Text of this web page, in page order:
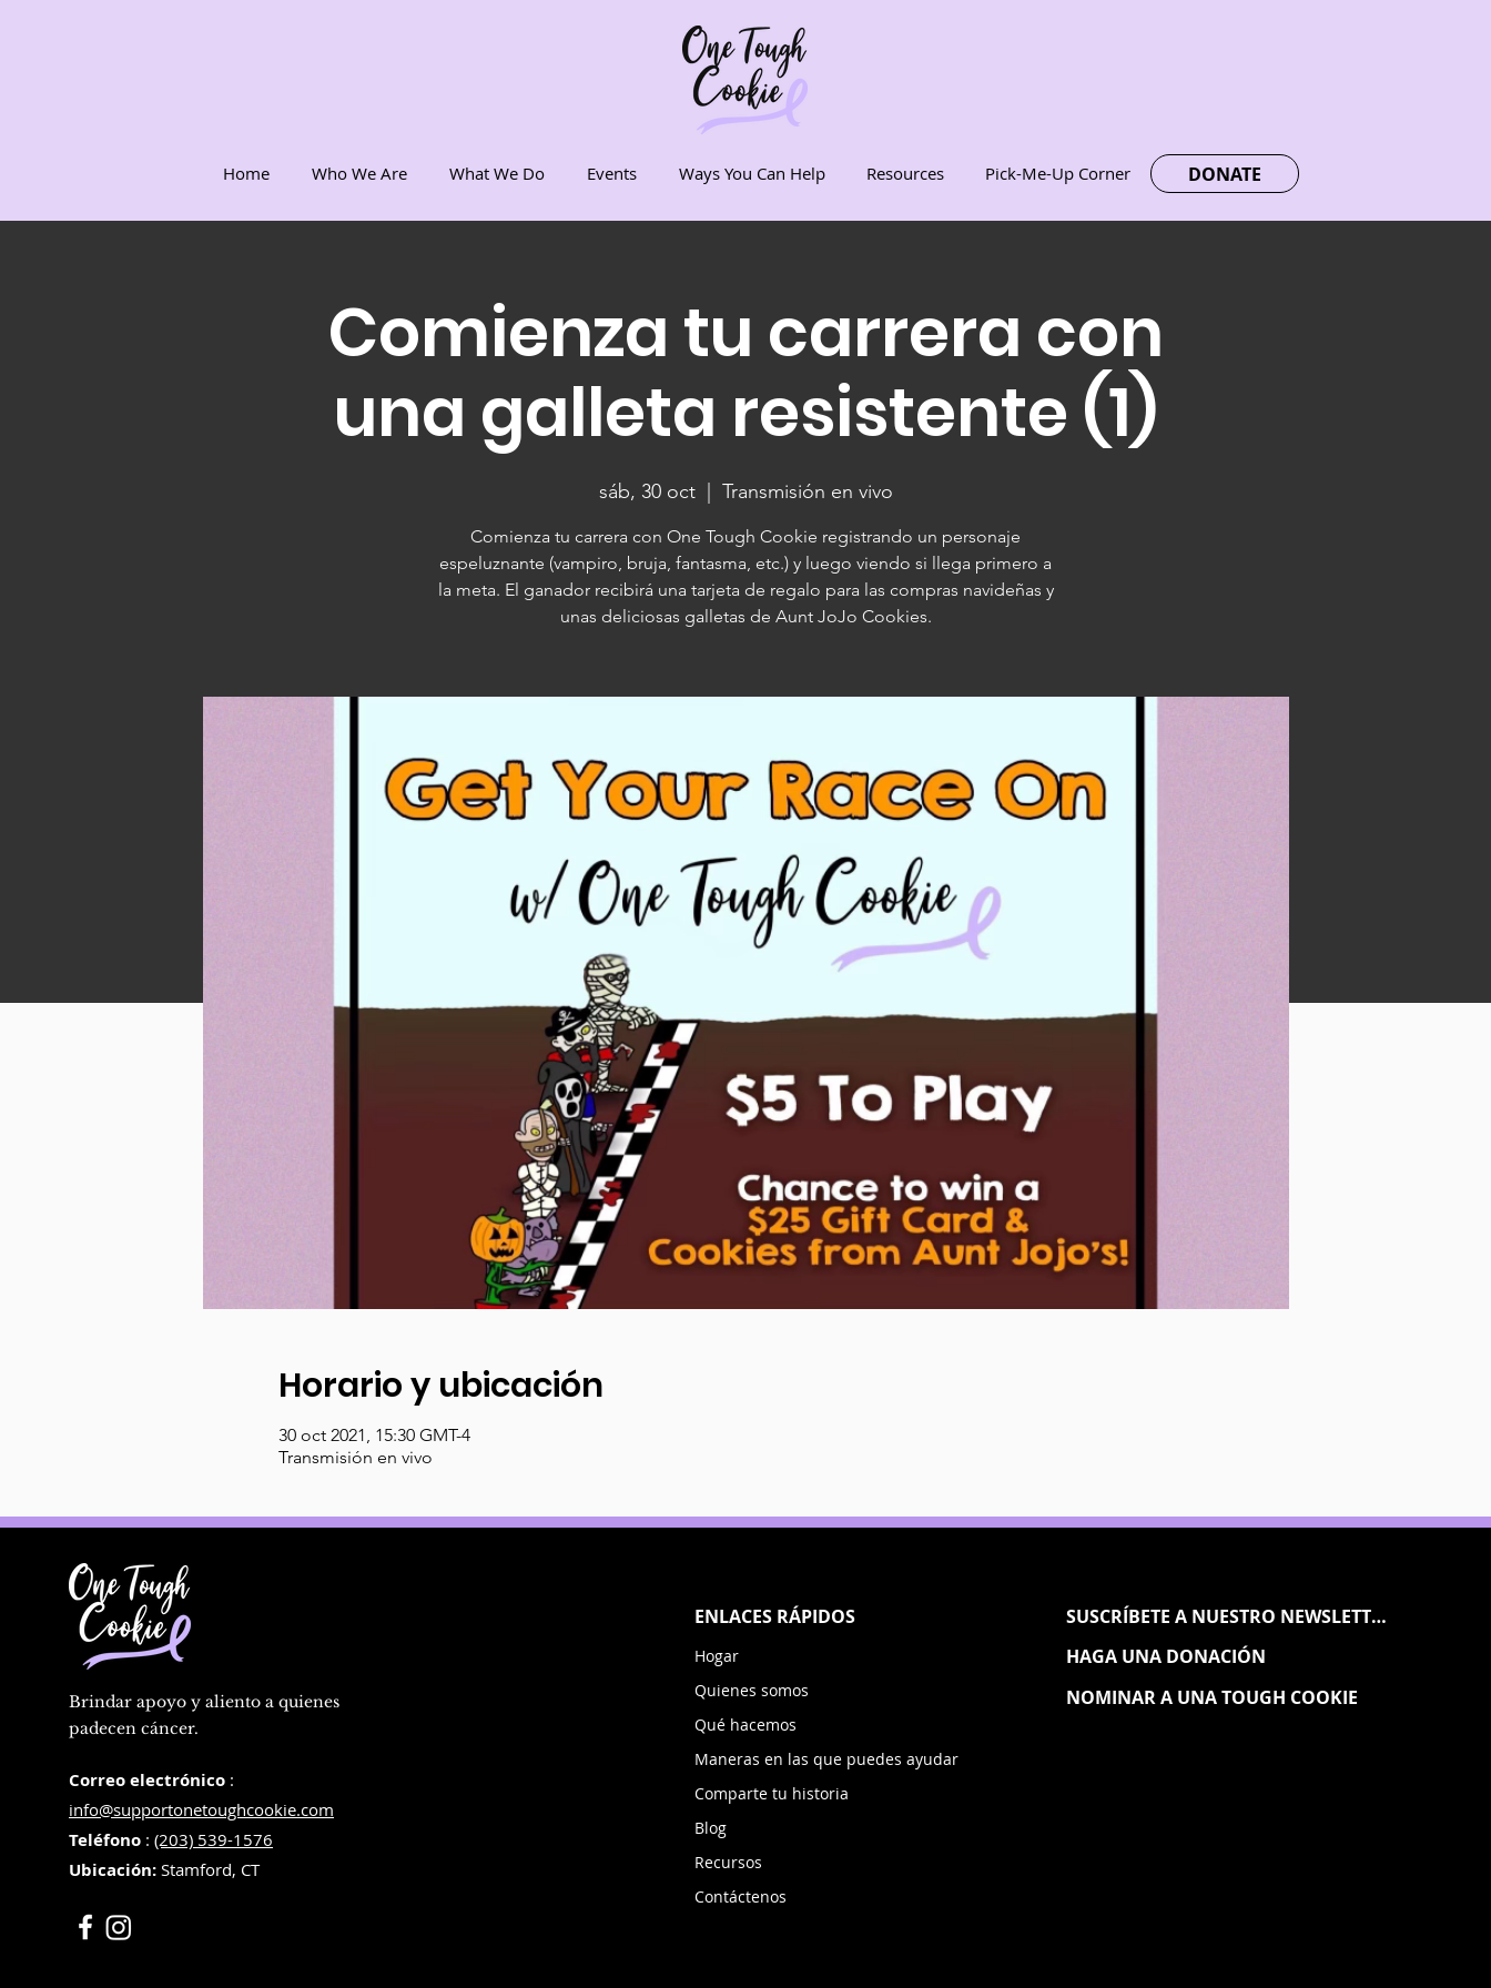
Home Who We Are What We Do Events Ways You Can Help Resources Pick-Me-Up Corner DONATE
Comienza tu carrera con
una galleta resistente (1)
sáb, 30 oct
  |
Transmisión en vivo
Comienza tu carrera con One Tough Cookie registrando un personaje
espeluznante (vampiro, bruja, fantasma, etc.) y luego viendo si llega primero a
la meta. El ganador recibirá una tarjeta de regalo para las compras navideñas y
unas deliciosas galletas de Aunt JoJo Cookies.
Horario y ubicación
30 oct 2021, 15:30 GMT-4
Transmisión en vivo
Brindar apoyo y aliento a quienes
padecen cáncer.
Correo electrónico :
info@supportonetoughcookie.com
Teléfono :(203) 539-1576
Ubicación: Stamford, CT
ENLACES RÁPIDOS
Hogar
Quienes somos
Qué hacemos
Maneras en las que puedes ayudar
Comparte tu historia
Blog
Recursos
Contáctenos
SUSCRÍBETE A NUESTRO NEWSLETTER
HAGA UNA DONACIÓN
NOMINAR A UNA TOUGH COOKIE